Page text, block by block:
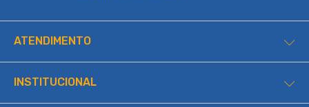
ATENDIMENTO
INSTITUCIONAL